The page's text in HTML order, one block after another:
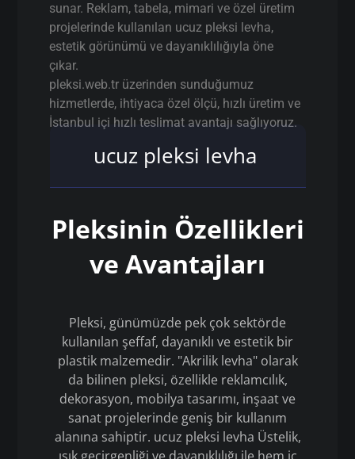
sunar. Reklam, tabela, mimari ve özel üretim
projelerinde kullanılan ucuz pleksi levha,
estetik görünümü ve dayanıklılığıyla öne
çıkar.
pleksi.web.tr üzerinden sunduğumuz
hizmetlerde, ihtiyaca özel ölçü, hızlı üretim ve
İstanbul içi hızlı teslimat avantajı sağlıyoruz.
ucuz pleksi levha
Pleksinin Özellikleri
ve Avantajları
Pleksi, günümüzde pek çok sektörde
kullanılan şeffaf, dayanıklı ve estetik bir
plastik malzemedir. "Akrilik levha" olarak
da bilinen pleksi, özellikle reklamcılık,
dekorasyon, mobilya tasarımı, inşaat ve
sanat projelerinde geniş bir kullanım
alanına sahiptir. ucuz pleksi levha Üstelik,